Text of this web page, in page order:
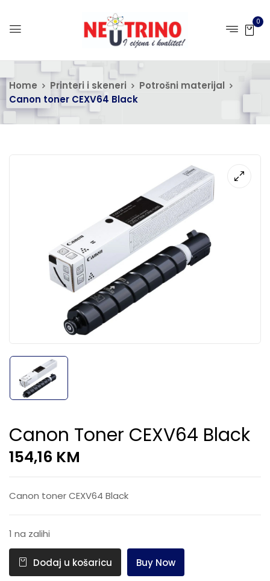
0
Home Printeri i skeneri
Potrošni materijal
Canon toner CEXV64 Black
Canon Toner CEXV64 Black
154,16 KM
Canon toner CEXV64 Black
1 na zalihi
Dodaj u košaricu Buy Now